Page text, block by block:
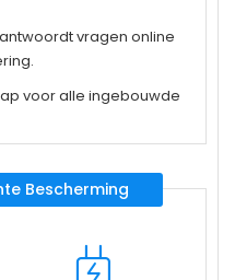
vragen online
voor alle ingebouwde
Bescherming